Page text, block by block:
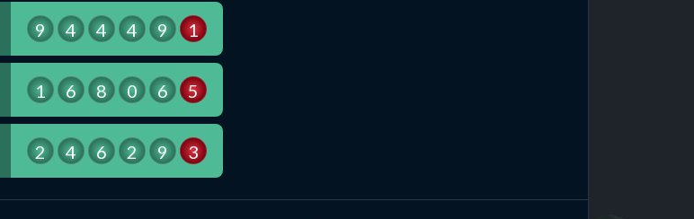
9 4 4 4 9 1
1 6 8 0 6 5
2 4 6 2 9 3